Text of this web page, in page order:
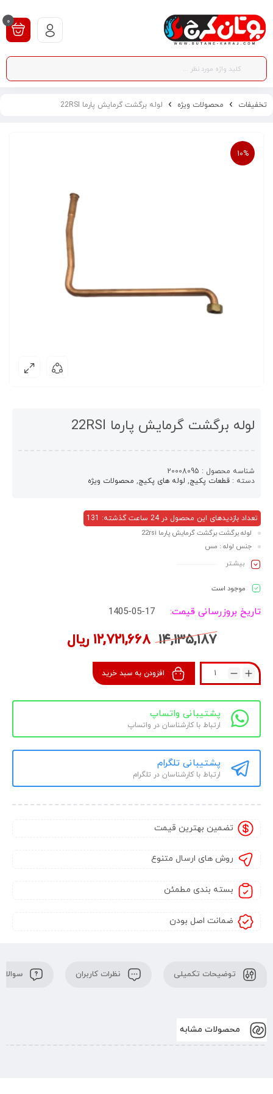
0
تخفیفات محصولات ویژه لوله برگشت گرمایش پارما 22RSI
10%
لوله برگشت گرمایش پارما 22RSI
شناسه محصول : 20008095
دسته : قطعات پکیج, لوله های پکیج, محصولات ویژه
تعداد بازدیدهای این محصول در 24 ساعت گذشته: 131
لوله برگشت برگشت گرمایش پارما 22rsi
جنس لوله : مس
برند: بوتان
بیشـتر
موجود است
تاریخ بروزرسانی قیمت: 1405-05-17
۱۴,۱۳۵,۱۸۷ ۱۲,۷۲۱,۶۶۸ ریال
افزودن به سبد خرید
پشتیبانی واتساپ
ارتباط با کارشناسان در واتساپ
پشتیبانی تلگرام
ارتباط با کارشناسان در تلگرام
تضمین بهترین قیمت
روش های ارسال متنوع
بسته بندی مطمئن
ضمانت اصل بودن
توضیحات تکمیلی نظرات کاربران
محصولات مشابه